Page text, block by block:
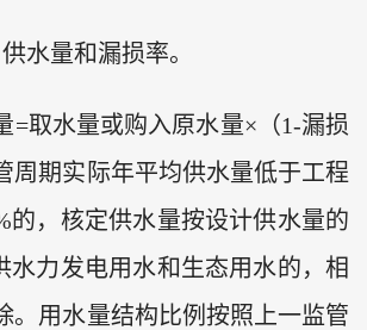
水量和漏损率。
=取水量或购入原水量×（1-漏损
周期实际年平均供水量低于工程
的，核定供水量按设计供水量的
水力发电用水和生态用水的，相
。用水量结构比例按照上一监管